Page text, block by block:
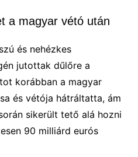
a magyar vétó után
és nehézkes
jutottak dűlőre a
korábban a magyar
és vétója hátráltatta, ám
sikerült tető alá hozni
90 milliárd eurós